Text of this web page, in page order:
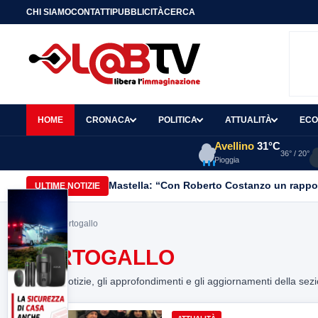
CHI SIAMOCONTATTIPUBBLICITÀCERCA
HOME CRONACA POLITICA ATTUALITÀ
Avellino 31°C
Pioggia
36° / 20°
ULTIME NOTIZIE Mastella: “Con Roberto Costanzo un
Home> portogallo
PORTOGALLO
Tutte le notizie, gli approfondimenti e gli aggiornamenti della